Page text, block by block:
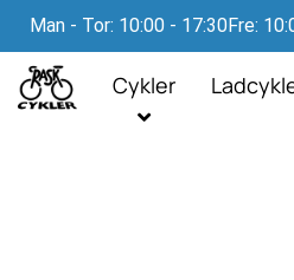
Man - Tor: 10:00 - 17:30Fre:
Cykler